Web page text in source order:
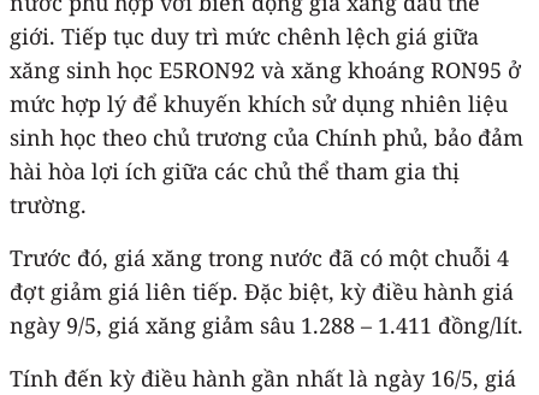
giới. Tiếp tục duy trì mức chênh lệch giá giữa
xăng sinh học E5RON92 và xăng khoáng RON95 ở
mức hợp lý để khuyến khích sử dụng nhiên liệu
sinh học theo chủ trương của Chính phủ, bảo đảm
hài hòa lợi ích giữa các chủ thể tham gia thị
trường.
Trước đó, giá xăng trong nước đã có một chuỗi 4
đợt giảm giá liên tiếp. Đặc biệt, kỳ điều hành giá
ngày 9/5, giá xăng giảm sâu 1.288 – 1.411 đồng/lít.
Tính đến kỳ điều hành gần nhất là ngày 16/5, giá